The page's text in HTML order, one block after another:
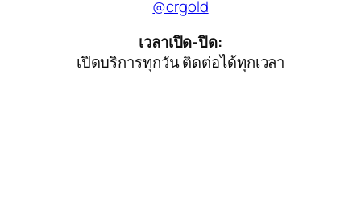
@crgold
เวลาเปิด-ปิด:
เปิดบริการทุกวัน ติดต่อได้ทุกเวลา